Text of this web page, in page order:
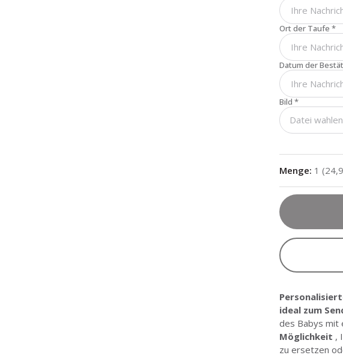
Ort der Taufe *
Datum der
Bild *
Datei wahlen
Menge: 1 (
ideal zum
des Babys mit
Möglichkeit ,
zu ersetzen